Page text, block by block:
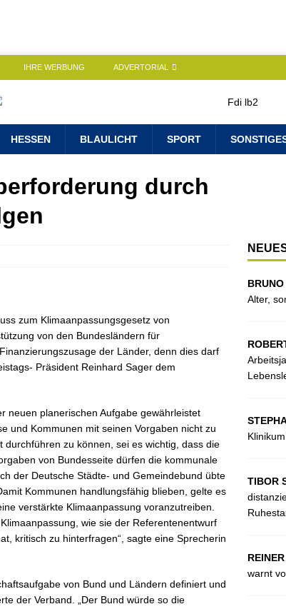
IHRE WERBUNG ADVERTORIAL
HESSEN BLAULICHT SPORT
durch
zum Klimaanpassungsgesetz von
von den Bundesländern für
der Länder, denn dies darf
Präsident Reinhard Sager dem
neuen planerischen Aufgabe gewährleistet
und Kommunen mit seinen Vorgaben nicht zu
zu können, sei es wichtig, dass die
von Bundesseite dürfen die kommunale
der Deutsche Städte- und Gemeindebund übte
Kommunen handlungsfähig blieben, gelte es
verstärkte Klimaanpassung voranzutreiben.
wie sie der Referentenentwurf
kritisch zu hinterfragen“, sagte eine Sprecherin
von Bund und Ländern definiert und
der Verband. „Der Bund würde so die
Alter,
TIBOR
warnt